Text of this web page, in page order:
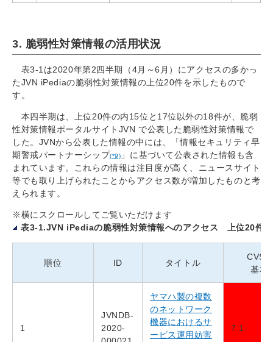
3. 脆弱性対策情報の活用状況
表3-1は2020年第2四半期（4月～6月）にアクセスの多かっ
たJVN iPediaの脆弱性対策情報の上位20件を示したもので
す。
本四半期は、上位20件の内15位と17位以外の18件が、脆弱
性対策情報ポータルサイトJVN で公表した脆弱性対策情報で
した。JVNから公表した情報の中には、「情報セキュリティ早
期警戒パートナーシップ(*9) 」に基づいて公表された情報も含
まれています。これらの情報は注目度が高く、ニュースサイト
等でも取り上げられたことからアクセス数が増加したものと考
えられます。
※横にスクロールしてご覧いただけます
表3-1.JVN iPediaの脆弱性対策情報へのアクセス 上位20件
順位 ID タイトル
基本
1
JVNDB-
2020-
ヤマハ製の複数
のネットワーク
機器におけるサ
ービス運用妨害
7.1